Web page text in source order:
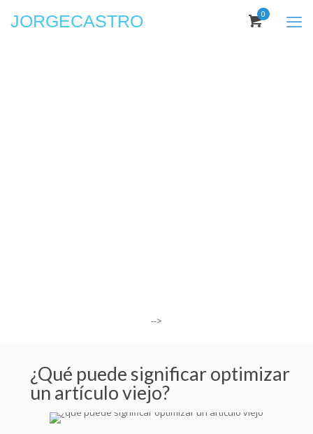
JORGECASTRO
-->
0
¿Qué puede significar optimizar
un artículo viejo?